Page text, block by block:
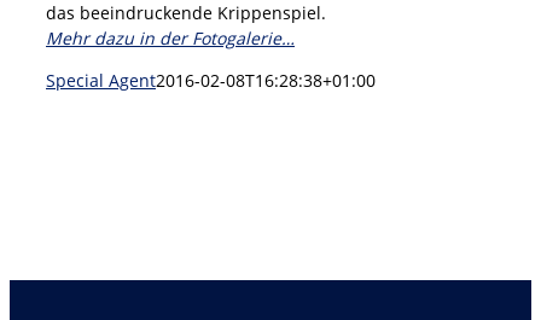
das beeindruckende Krippenspiel.
Mehr dazu in der Fotogalerie…
Special Agent2016-02-08T16:28:38+01:00